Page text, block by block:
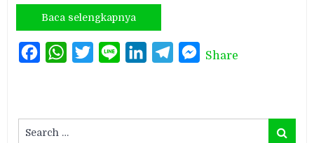
Baca selengkapnya
FacebookWhatsAppTwitterLine LinkedInTelegramMessenger
Share
for:
Search